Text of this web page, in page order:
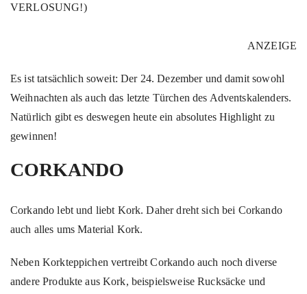
ANZEIGE
Es ist tatsächlich soweit: Der 24. Dezember und damit sowohl
Weihnachten als auch das letzte Türchen des Adventskalenders.
Natürlich gibt es deswegen heute ein absolutes Highlight zu
gewinnen!
CORKANDO
Corkando lebt und liebt Kork. Daher dreht sich bei Corkando
auch alles ums Material Kork.
Neben Korkteppichen vertreibt Corkando auch noch diverse
andere Produkte aus Kork, beispielsweise Rucksäcke und